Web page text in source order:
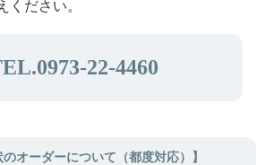
ください。
22-4460
のオーダーについて（都度対応）】